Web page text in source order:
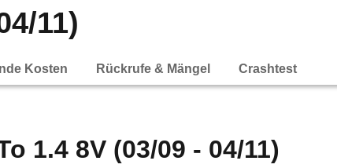
11)
Kosten Rückrufe & Mängel Crashtest
1.4 8V (03/09 - 04/11)